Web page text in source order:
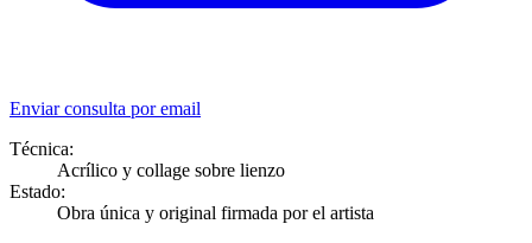
Enviar consulta por email
Técnica:
Acrílico y collage sobre lienzo
Estado:
Obra única y original firmada por el artista